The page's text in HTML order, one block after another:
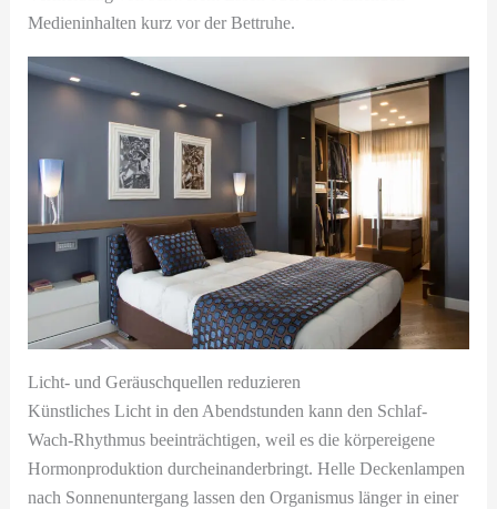
Medieninhalten kurz vor der Bettruhe.
Licht- und Geräuschquellen reduzieren
Künstliches Licht in den Abendstunden kann den Schlaf-
Wach-Rhythmus beeinträchtigen, weil es die körpereigene
Hormonproduktion durcheinanderbringt. Helle Deckenlampen
nach Sonnenuntergang lassen den Organismus länger in einer